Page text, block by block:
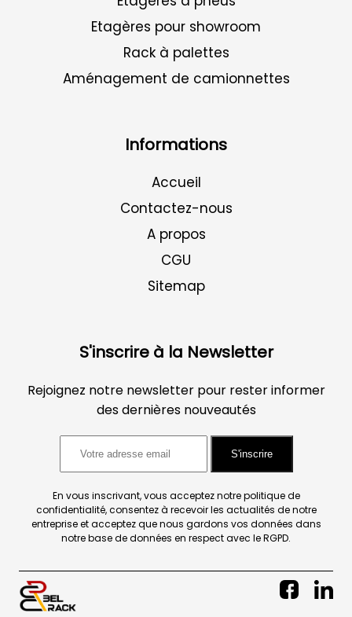
Etagères pour showroom
Rack à palettes
Aménagement de camionnettes
Informations
Accueil
Contactez-nous
A propos
CGU
Sitemap
S'inscrire à la Newsletter
Rejoignez notre newsletter pour rester informer
des dernières nouveautés
S'inscrire
En vous inscrivant, vous acceptez notre politique de
confidentialité, consentez à recevoir les actualités de notre
entreprise et acceptez que nous gardons vos données dans
notre base de données en respect avec le RGPD.